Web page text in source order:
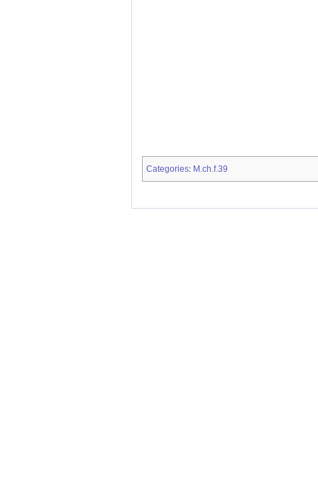
Categories: M.ch.f.39